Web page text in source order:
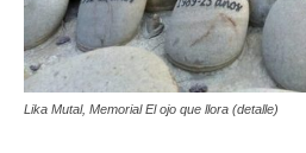
Lika Mutal, Memorial El ojo que llora (detalle)